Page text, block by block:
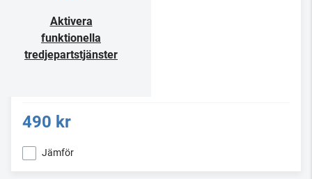
Aktivera
funktionella
tredjepartstjänster
490 kr
Jämför